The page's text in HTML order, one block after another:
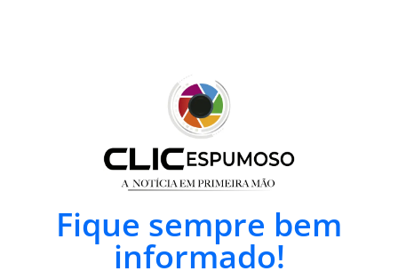
Fique sempre bem
informado!